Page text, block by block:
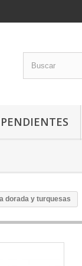
PENDIENTES
dorada y turquesas